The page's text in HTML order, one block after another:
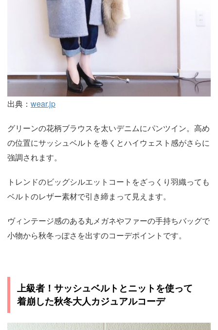
出典： wear.jp
グリーンの花柄ブラウスを太いデニムにパンツイン。高め
の位置にサッシュベルトを巻くとハイウェスト感がさらに
強調されます。
トレンドのビッグシルエットコートをざっくり羽織っても
ベルトのレザー素材で引き締まって見えます。
ヴィンテージ感のある丸メガネやファーの手持ちバッグで
小物から秋冬っぽさを出すのコーデポイントです。
上級者！サッシュベルトとニットを使って
着崩した秋冬大人カジュアルコーデ